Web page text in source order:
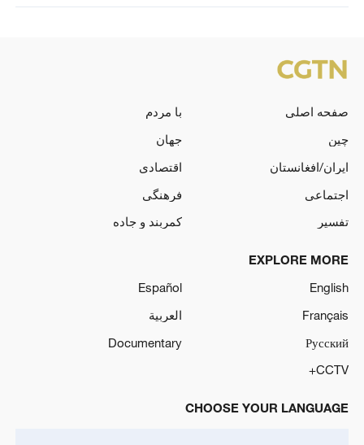
صفحه اصلی
با مردم
چین
جهان
ایران/افغانستان
اقتصادی
اجتماعی
فرهنگی
تفسیر
کمربند و جاده
EXPLORE MORE
English
Español
Français
العربية
Русский
Documentary
CCTV+
CHOOSE YOUR LANGUAGE